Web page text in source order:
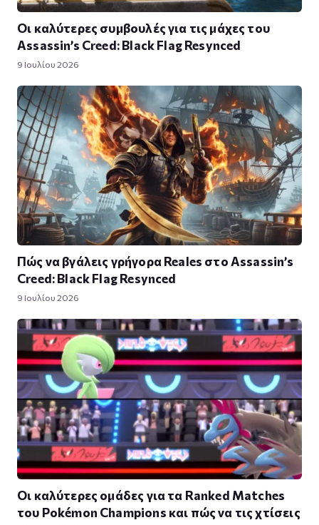
Οι καλύτερες συμβουλές για τις μάχες του
Assassin’s Creed: Black Flag Resynced
9 Ιουλίου 2026
Πώς να βγάλεις γρήγορα Reales στο Assassin’s
Creed: Black Flag Resynced
9 Ιουλίου 2026
Οι καλύτερες ομάδες για τα Ranked Matches
του Pokémon Champions και πώς να τις χτίσεις